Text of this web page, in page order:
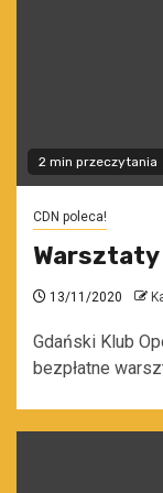
2 min przeczytania
CDN poleca!
13/11/2020
Gdański Klub
bezpłatne